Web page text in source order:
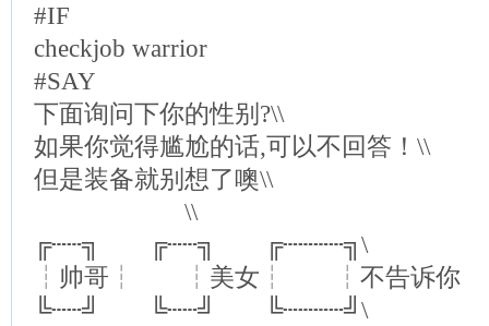
#IF
checkjob warrior
#SAY
下面询问下你的性别?\\
如果你觉得尴尬的话,可以不回答！\\
但是装备就别想了噢\\
\\
╔┄┄╗ ╔┄┄╗ ╔┄┄┄┄╗\
┆帅哥┆ ┆美女┆ ┆不告诉你
╚┄┄╝ ╚┄┄╝ ╚┄┄┄┄╝\